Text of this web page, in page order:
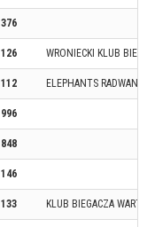
376
126 WRONIECKI KLUB
112 ELEPHANTS
996
848
146
133 KLUB BIEGACZA WARTA